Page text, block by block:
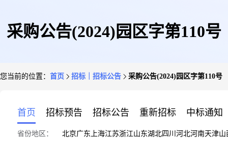
采购公告(2024)园区字第110号
您当前的位置： 首页 招标｜招标公告 采购公告(2024)园区字第110号
首页 招标预告 招标公告 重新招标 中标通知
省份地区： 北京广东 上海江苏浙江山东湖北四川 河北河南天津山